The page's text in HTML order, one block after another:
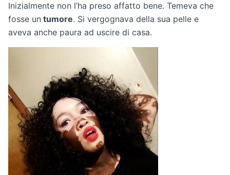
Inizialmente non l’ha preso affatto bene. Temeva che
fosse un tumore. Si vergognava della sua pelle e
aveva anche paura ad uscire di casa.